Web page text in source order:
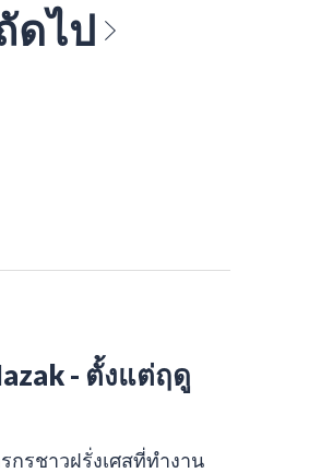
ดไป
- ตั้งแต่ฤดู
กรชาวฝรั่งเศสที่ทำงาน